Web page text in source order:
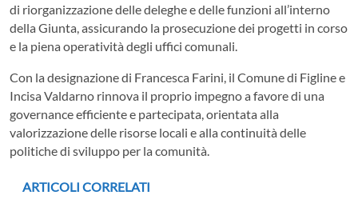
di riorganizzazione delle deleghe e delle funzioni all’interno
della Giunta, assicurando la prosecuzione dei progetti in corso
e la piena operatività degli uffici comunali.
Con la designazione di Francesca Farini, il Comune di Figline e
Incisa Valdarno rinnova il proprio impegno a favore di una
governance efficiente e partecipata, orientata alla
valorizzazione delle risorse locali e alla continuità delle
politiche di sviluppo per la comunità.
ARTICOLI CORRELATI